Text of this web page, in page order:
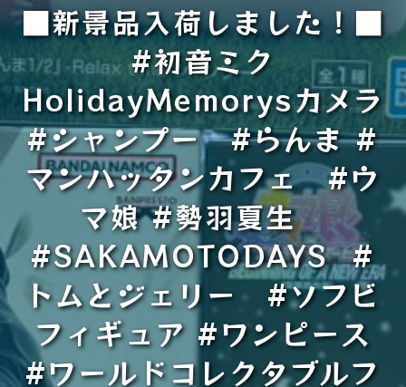
■新景品入荷しました！■
#初音ミク
HolidayMemorysカメラ
#シャンプー #らんま #
マンハッタンカフェ #ウ
マ娘 #勢羽夏生
#SAKAMOTODAYS #
トムとジェリー #ソフビ
フィギュア #ワンピース
#ワールドコレクタブルフ